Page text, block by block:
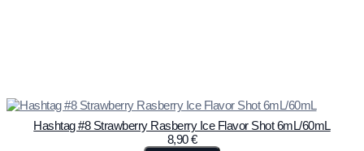
Hashtag #8 Strawberry Rasberry Ice Flavor Shot 6mL/60mL
8,90€